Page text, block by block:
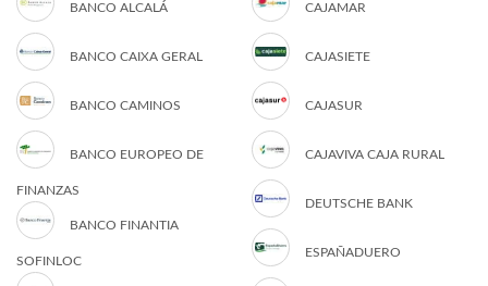
BANCO ALCALÁ
BANCO CAIXA GERAL
BANCO CAMINOS
BANCO EUROPEO DE
FINANZAS
BANCO FINANTIA
SOFINLOC
CAJAMAR
CAJASIETE
CAJASUR
CAJAVIVA CAJA RURAL
DEUTSCHE BANK
ESPAÑADUERO